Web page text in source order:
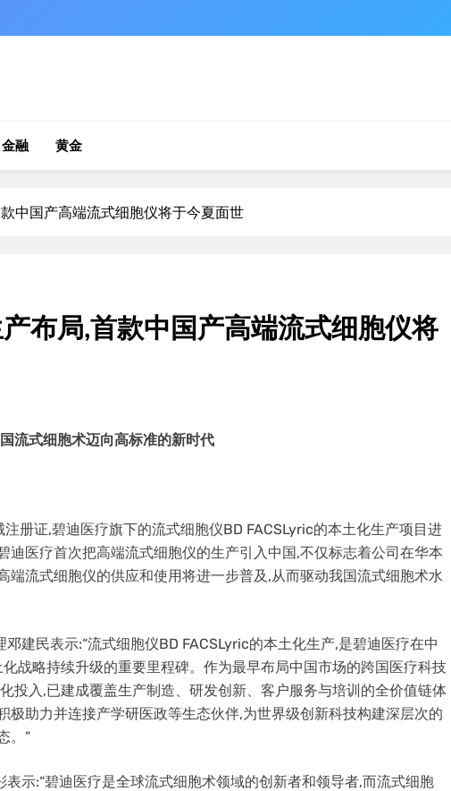
金融 黄金
中国产高端流式细胞仪将于今夏面世
布局,首款中国产高端流式细胞仪将
流式细胞术迈向高标准的新时代
册证,碧迪医疗旗下的流式细胞仪BD FACSLyric的本土化生产项目进
迪医疗首次把高端流式细胞仪的生产引入中国,不仅标志着公司在华本
端流式细胞仪的供应和使用将进一步普及,从而驱动我国流式细胞术水
建民表示:“流式细胞仪BD FACSLyric的本土化生产,是碧迪医疗在中
化战略持续升级的重要里程碑。作为最早布局中国市场的跨国医疗科技
投入,已建成覆盖生产制造、研发创新、客户服务与培训的全价值链体
极助力并连接产学研医政等生态伙伴,为世界级创新科技构建深层次的
。”
示:“碧迪医疗是全球流式细胞术领域的创新者和领导者‌,而流式细胞